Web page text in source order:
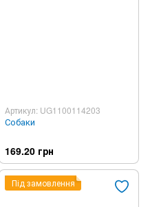
Артикул: UG1100114203
Собаки
169.20 грн
Під замовлення